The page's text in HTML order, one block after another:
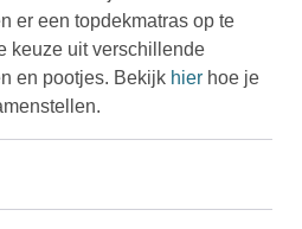
er een topdekmatras op te
keuze uit verschillende
en pootjes. Bekijk hier hoe je